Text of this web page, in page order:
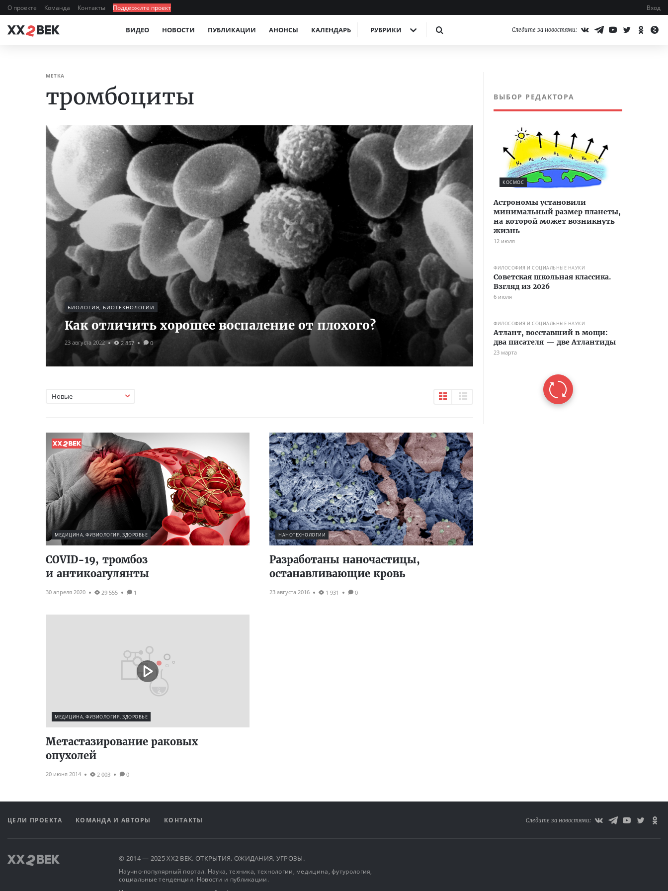
О проекте Команда Контакты Поддержите проект Вход
ВИДЕО НОВОСТИ ПУБЛИКАЦИИ АНОНСЫ КАЛЕНДАРЬ РУБРИКИ Следите за новостями:
МЕТКА
тромбоциты
БИОЛОГИЯ, БИОТЕХНОЛОГИИ
Как отличить хорошее воспаление от плохого?
23 августа 2022 2 857 0
Новые
МЕДИЦИНА, ФИЗИОЛОГИЯ, ЗДОРОВЬЕ
COVID-19, тромбоз
и антикоагулянты
30 апреля 2020 29 555 1
НАНОТЕХНОЛОГИИ
Разработаны наночастицы,
останавливающие кровь
23 августа 2016 1 931 0
МЕДИЦИНА, ФИЗИОЛОГИЯ, ЗДОРОВЬЕ
Метастазирование раковых
опухолей
20 июня 2014 2 003 0
ВЫБОР РЕДАКТОРА
КОСМОС
Астрономы установили
минимальный размер планеты,
на которой может возникнуть
жизнь
12 июля
ФИЛОСОФИЯ И СОЦИАЛЬНЫЕ НАУКИ
Советская школьная классика.
Взгляд из 2026
6 июля
ФИЛОСОФИЯ И СОЦИАЛЬНЫЕ НАУКИ
Атлант, восставший в мощи:
два писателя — две Атлантиды
23 марта
ЦЕЛИ ПРОЕКТА КОМАНДА И АВТОРЫ КОНТАКТЫ Следите за новостями:
© 2014 — 2025 XX2 ВЕК. ОТКРЫТИЯ, ОЖИДАНИЯ, УГРОЗЫ.
Научно-популярный портал. Наука, техника, технологии, медицина, футурология,
социальные тенденции. Новости и публикации.